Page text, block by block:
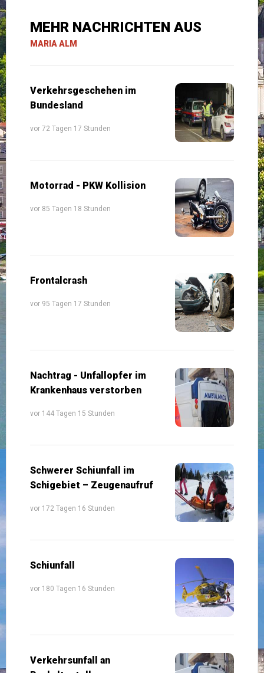
MEHR NACHRICHTEN AUS
MARIA ALM
Verkehrsgeschehen im
Bundesland
vor 72 Tagen 17 Stunden
Motorrad - PKW Kollision
vor 85 Tagen 18 Stunden
Frontalcrash
vor 95 Tagen 17 Stunden
Nachtrag - Unfallopfer im
Krankenhaus verstorben
vor 144 Tagen 15 Stunden
Schwerer Schiunfall im
Schigebiet – Zeugenaufruf
vor 172 Tagen 16 Stunden
Schiunfall
vor 180 Tagen 16 Stunden
Verkehrsunfall an